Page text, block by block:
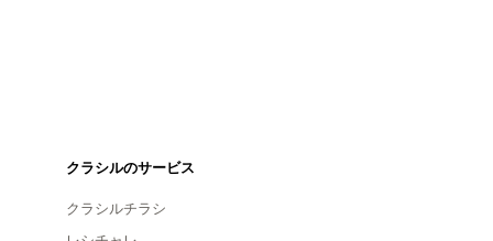
クラシルのサービス
クラシルチラシ